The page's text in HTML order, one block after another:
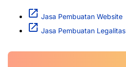
Jasa Pembuatan Website
Jasa Pembuatan Legalitas